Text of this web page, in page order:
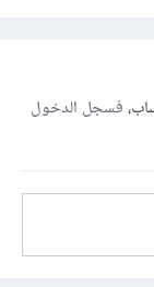
فسجل الدخول